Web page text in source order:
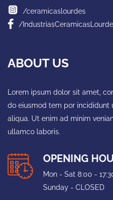
/ceramicaslourdes
/
ABOUT US
Lorem ipsum dolor sit amet,
do eiusmod tem por incididunt
aliqua. Ut enim ad minim
ullamco laboris.
OPENING
Mon - Sat 8:00 -
Sunday - CLOSED